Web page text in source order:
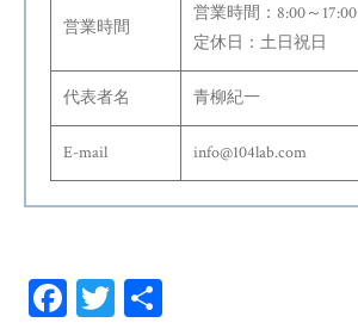
営業時間
営業時間：8:00～17:00
定休日：土日祝日
代表者名 青柳紀一
E-mail info@104lab.com
Fa T